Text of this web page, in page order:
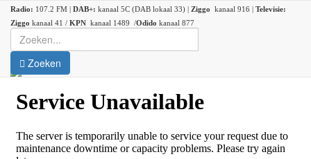
Radio: 107.2 FM | DAB+: kanaal 5C (DAB lokaal 33) | Ziggo kanaal 916 | Televisie:
Ziggo kanaal 41 / KPN kanaal 1489 /Odido kanaal 877
Zoeken